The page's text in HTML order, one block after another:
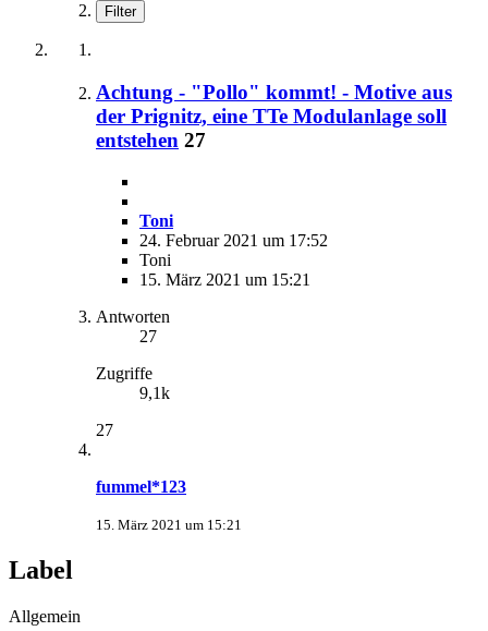
Filter
Achtung - "Pollo" kommt! - Motive aus
der Prignitz, eine TTe Modulanlage soll
entstehen 27
Toni
24. Februar 2021 um 17:52
Toni
15. März 2021 um 15:21
Antworten
27
Zugriffe
9,1k
27
fummel*123
15. März 2021 um 15:21
Label
Allgemein